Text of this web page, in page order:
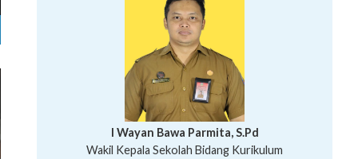
I Wayan Bawa Parmita, S.Pd
Wakil Kepala Sekolah Bidang Kurikulum
I Wayan Gede Aditya Pratita, S.Pd., M.Sn
Ni Wayan Nopi Sutantri, S.Pd.